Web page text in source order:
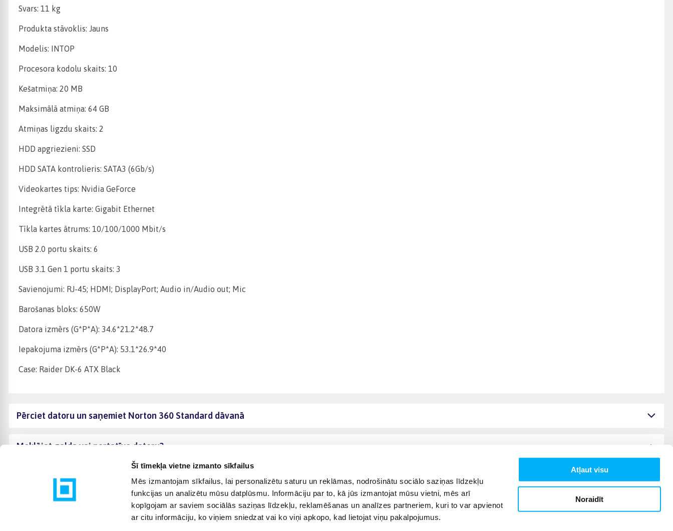
Šī tīmekļa vietne izmanto sīkfailus
Mēs izmantojam sīkfailus, lai personalizētu saturu un reklāmas, nodrošinātu sociālo saziņas līdzekļu
funkcijas un analizētu mūsu datplūsmu. Informāciju par to, kā jūs izmantojat mūsu vietni, mēs arī
kopīgojam ar saviem sociālās saziņas līdzekļu, reklamēšanas un analīzes partneriem, kuri to var apvienot
ar citu informāciju, ko viņiem sniedzat vai ko viņi apkopo, kad lietojat viņu pakalpojumus.
Atļaut visu
Noraidīt
Svars: 11 kg
Produkta stāvoklis: Jauns
Modelis: INTOP
Procesora kodolu skaits: 10
Kešatmiņa: 20 MB
Maksimālā atmiņa: 64 GB
Atmiņas ligzdu skaits: 2
HDD apgriezieni: SSD
HDD SATA kontrolieris: SATA3 (6Gb/s)
Videokartes tips: Nvidia GeForce
Integrētā tīkla karte: Gigabit Ethernet
Tīkla kartes ātrums: 10/100/1000 Mbit/s
USB 2.0 portu skaits: 6
USB 3.1 Gen 1 portu skaits: 3
Savienojumi: RJ-45; HDMI; DisplayPort; Audio in/Audio out; Mic
Barošanas bloks: 650W
Datora izmērs (G*P*A): 34.6*21.2*48.7
Iepakojuma izmērs (G*P*A): 53.1*26.9*40
Case: Raider DK-6 ATX Black
Pērciet datoru un saņemiet Norton 360 Standard dāvanā
Meklējat galda vai portatīvo datoru?